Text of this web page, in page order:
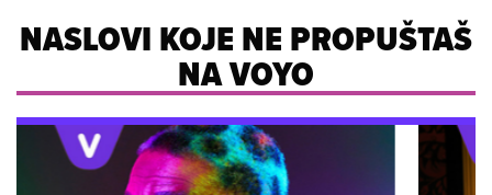
NASLOVI KOJE NE PROPUŠTAŠ
NA VOYO